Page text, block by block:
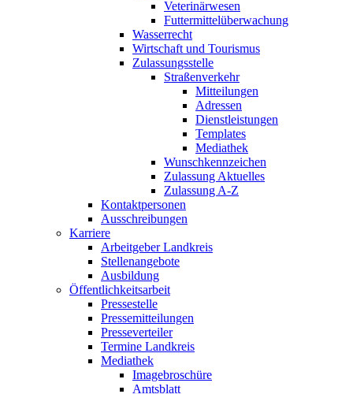
Veterinärwesen
Futtermittelüberwachung
Wasserrecht
Wirtschaft und Tourismus
Zulassungsstelle
Straßenverkehr
Mitteilungen
Adressen
Dienstleistungen
Templates
Mediathek
Wunschkennzeichen
Zulassung Aktuelles
Zulassung A-Z
Kontaktpersonen
Ausschreibungen
Karriere
Arbeitgeber Landkreis
Stellenangebote
Ausbildung
Öffentlichkeitsarbeit
Pressestelle
Pressemitteilungen
Presseverteiler
Termine Landkreis
Mediathek
Imagebroschüre
Amtsblatt